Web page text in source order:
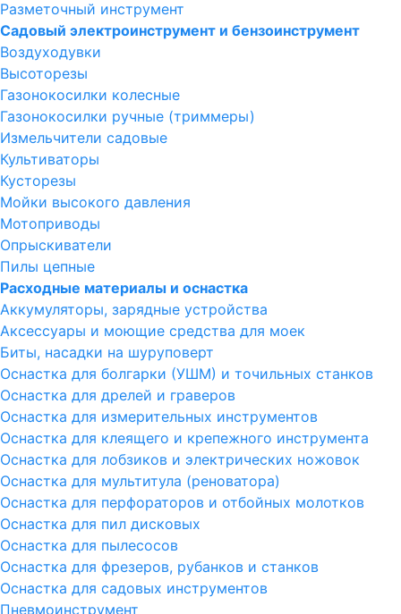
Разметочный инструмент
Садовый электроинструмент и бензоинструмент
Воздуходувки
Высоторезы
Газонокосилки колесные
Газонокосилки ручные (триммеры)
Измельчители садовые
Культиваторы
Кусторезы
Мойки высокого давления
Мотоприводы
Опрыскиватели
Пилы цепные
Расходные материалы и оснастка
Аккумуляторы, зарядные устройства
Аксессуары и моющие средства для моек
Биты, насадки на шуруповерт
Оснастка для болгарки (УШМ) и точильных станков
Оснастка для дрелей и граверов
Оснастка для измерительных инструментов
Оснастка для клеящего и крепежного инструмента
Оснастка для лобзиков и электрических ножовок
Оснастка для мультитула (реноватора)
Оснастка для перфораторов и отбойных молотков
Оснастка для пил дисковых
Оснастка для пылесосов
Оснастка для фрезеров, рубанков и станков
Оснастка для садовых инструментов
Пневмоинструмент